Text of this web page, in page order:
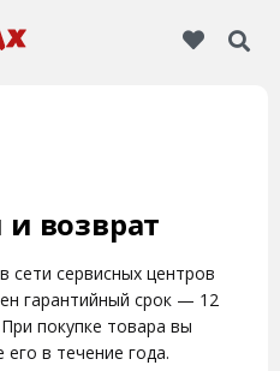
и возврат
сети сервисных центров
гарантийный срок — 12
покупке товара вы
в течение года.